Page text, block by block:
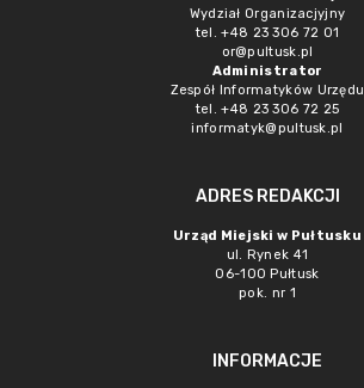
Wydział Organizacjyjny
tel. +48 23 306 72 01
or@pultusk.pl
Administrator
Zespół Informatyków Urzędu
tel. +48 23 306 72 25
informatyk@pultusk.pl
ADRES REDAKCJI
Urząd Miejski w Pułtusku
ul. Rynek 41
06-100 Pułtusk
pok. nr 1
INFORMACJE